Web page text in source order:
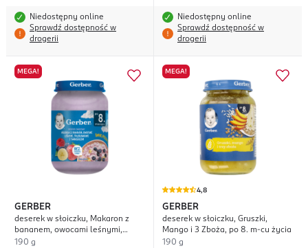
Niedostępny online
Sprawdź dostępność w
drogerii
Niedostępny online
Sprawdź dostępność w
drogerii
MEGA!
GERBER
deserek w słoiczku, Makaron z
bananem, owocami leśnymi,
truskawkami i twarożkiem, po 8.
190 g
MEGA!
4,8
GERBER
deserek w słoiczku, Gruszki,
Mango i 3 Zboża, po 8. m-cu życia
190 g